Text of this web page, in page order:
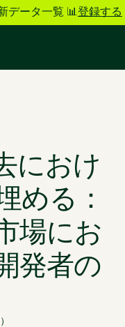
データ一覧 📊登録する
におけ
める：
場にお
発者の